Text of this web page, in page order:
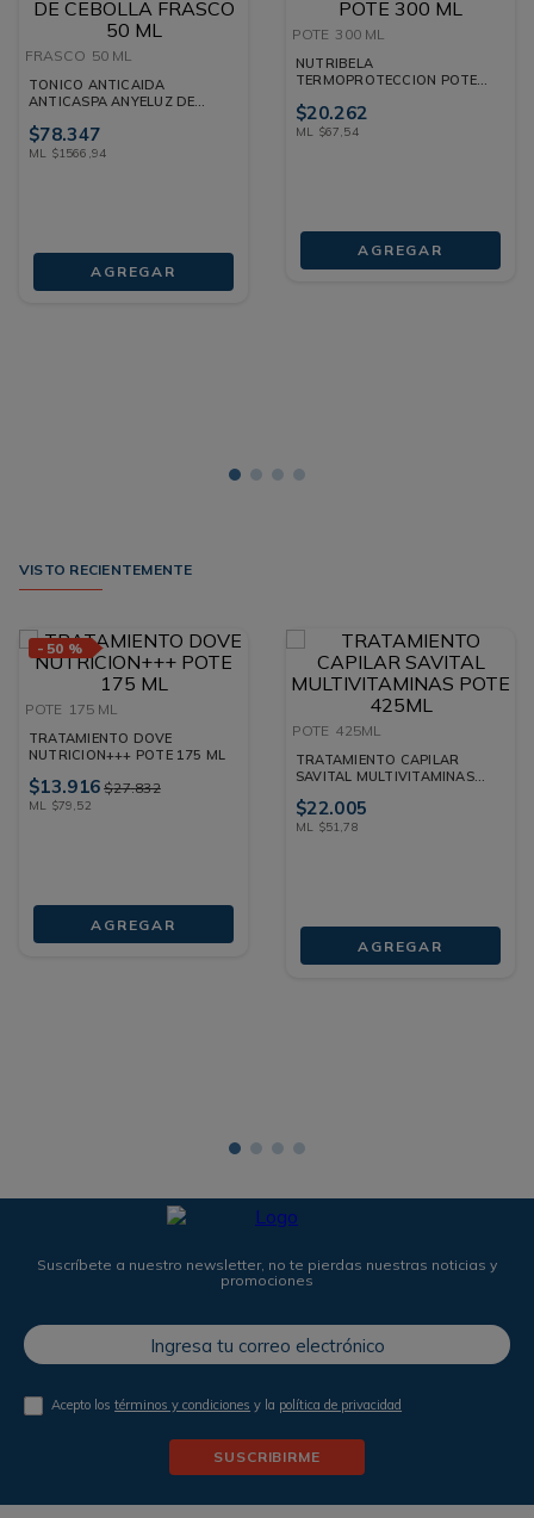
FRASCO 50 ML
TONICO ANTICAIDA
ANTICASPA ANYELUZ DE
$78.347
ML $1566 ,94
AGREGAR
POTE 300 ML
NUTRIBELA
TERMOPROTECCION POTE
$20.262
ML $67,54
AGREGAR
VISTO RECIENTEMENTE
- 50 %
POTE 175 ML
TRATAMIENTO DOVE
NUTRICION+++ POTE 175 ML
$13.916 $27.832
ML $79,52
AGREGAR
POTE 425ML
TRATAMIENTO CAPILAR
SAVITAL MULTIVITAMINAS
$22.005
ML $51,78
AGREGAR
Suscríbete a nuestro newsletter, no te pierdas nuestras noticias y
promociones
Acepto lostérminos y condiciones y la política de privacidad
SUSCRIBIRME